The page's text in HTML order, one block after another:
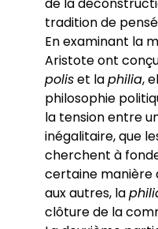
tradition de
En examinant la
Aristote ont
poliset laphilia,
philosophie
la tension entre
inégalitaire, que
cherchent à
certaine manière
aux autres, la
clôture de la